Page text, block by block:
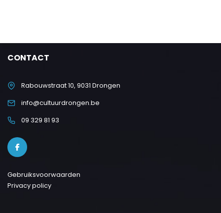
CONTACT
Rabouwstraat 10, 9031 Drongen
info@cultuurdrongen.be
09 329 81 93
Gebruiksvoorwaarden
Privacy policy